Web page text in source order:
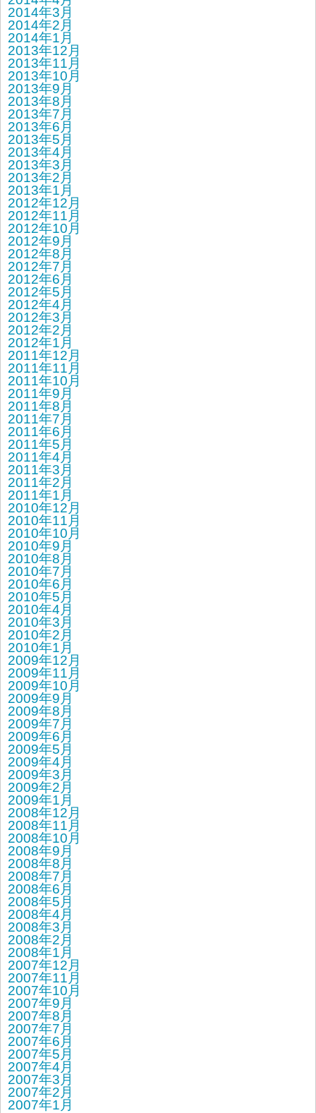
2014年3月
2014年2月
2014年1月
2013年12月
2013年11月
2013年10月
2013年9月
2013年8月
2013年7月
2013年6月
2013年5月
2013年4月
2013年3月
2013年2月
2013年1月
2012年12月
2012年11月
2012年10月
2012年9月
2012年8月
2012年7月
2012年6月
2012年5月
2012年4月
2012年3月
2012年2月
2012年1月
2011年12月
2011年11月
2011年10月
2011年9月
2011年8月
2011年7月
2011年6月
2011年5月
2011年4月
2011年3月
2011年2月
2011年1月
2010年12月
2010年11月
2010年10月
2010年9月
2010年8月
2010年7月
2010年6月
2010年5月
2010年4月
2010年3月
2010年2月
2010年1月
2009年12月
2009年11月
2009年10月
2009年9月
2009年8月
2009年7月
2009年6月
2009年5月
2009年4月
2009年3月
2009年2月
2009年1月
2008年12月
2008年11月
2008年10月
2008年9月
2008年8月
2008年7月
2008年6月
2008年5月
2008年4月
2008年3月
2008年2月
2008年1月
2007年12月
2007年11月
2007年10月
2007年9月
2007年8月
2007年7月
2007年6月
2007年5月
2007年4月
2007年3月
2007年2月
2007年1月